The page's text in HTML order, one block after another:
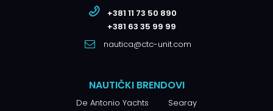
+381 11 73 50 890
+381 63 35 99 99
nautica@ctc-unit.com
NAUTIČKI BRENDOVI
De Antonio Yachts
Searay